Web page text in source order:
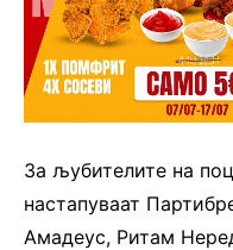
За љубителите на
настапуваат
Амадеус, Ритам